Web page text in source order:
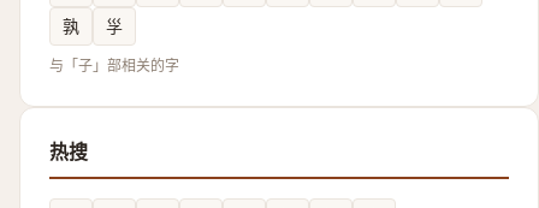
孰
㜽
与「子」部相关的字
热搜